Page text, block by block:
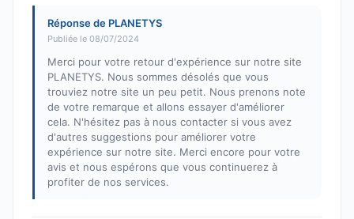
Réponse de PLANETYS
Publiée le 08/07/2024
Merci pour votre retour d'expérience sur notre site
PLANETYS. Nous sommes désolés que vous
trouviez notre site un peu petit. Nous prenons note
de votre remarque et allons essayer d'améliorer
cela. N'hésitez pas à nous contacter si vous avez
d'autres suggestions pour améliorer votre
expérience sur notre site. Merci encore pour votre
avis et nous espérons que vous continuerez à
profiter de nos services.